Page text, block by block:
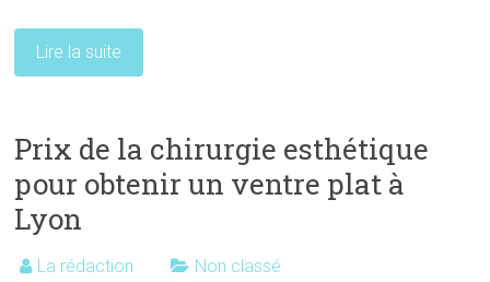
Lire la suite
Prix de la chirurgie esthétique
pour obtenir un ventre plat à
Lyon
La rédaction Non classé